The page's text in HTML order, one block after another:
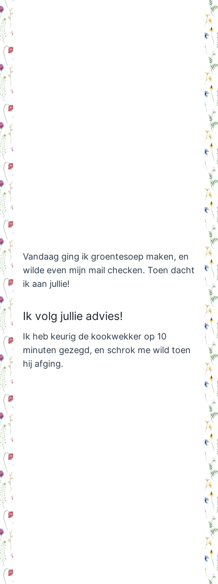
Vandaag ging ik groentesoep maken, en
wilde even mijn mail checken. Toen dacht
ik aan jullie!
Ik volg jullie advies!
Ik heb keurig de kookwekker op 10
minuten gezegd, en schrok me wild toen
hij afging.